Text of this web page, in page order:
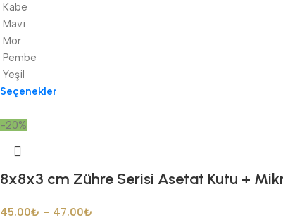
Kabe
Mavi
Mor
Pembe
Yeşil
Seçenekler
-20%
8x8x3 cm Zühre Serisi Asetat Kutu +
45.00₺ – 47.00₺